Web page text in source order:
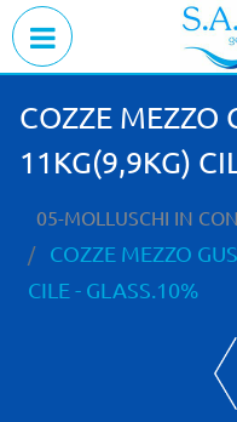
COZZE MEZZO
11KG(9,9KG)
05-MOLLUSCHI IN
COZZE MEZZO
CILE - GLASS.10%